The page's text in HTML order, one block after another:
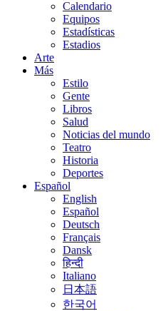
Calendario
Equipos
Estadísticas
Estadios
Arte
Más
Estilo
Gente
Libros
Salud
Noticias del mundo
Teatro
Historia
Deportes
Español
English
Español
Deutsch
Français
Dansk
हिन्दी
Italiano
日本語
한국어